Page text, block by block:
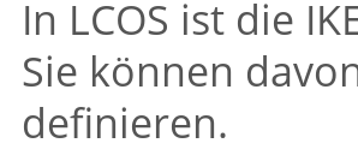
In LCOS ist die
Sie können
definieren.